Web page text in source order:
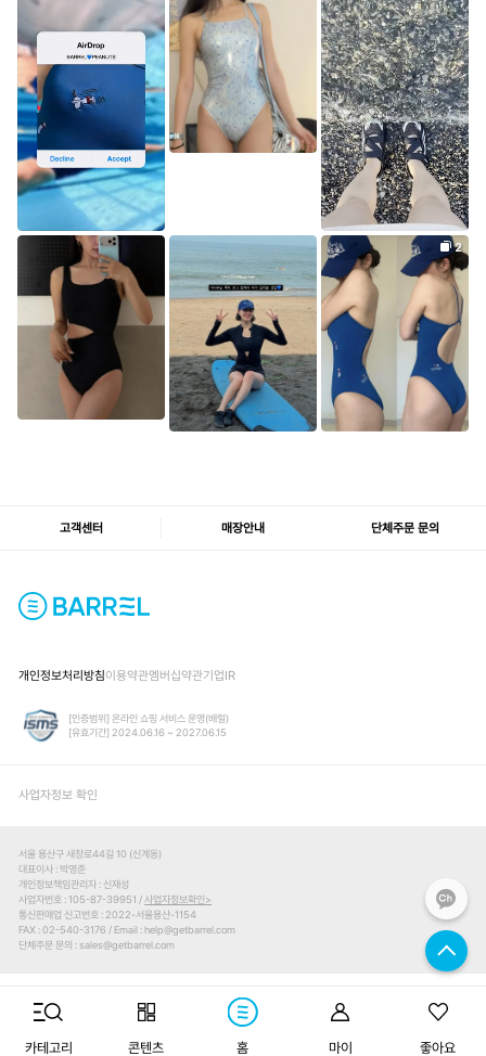
카테고리 콘텐츠 홈 마이 좋아요
고객센터 매장안내 단체주문 문의
개인정보처리방침이용약관멤버십약관기업IR
[인증범위] 온라인 쇼핑 서비스 운영(배럴)
[유효기간] 2024.06.16 ~ 2027.06.15
사업자정보 확인
서울 용산구 새창로44길 10 (신계동)
대표이사
박영준
개인정보책임관리자
신재성
사업자번호
105-87-39951 /사업자정보확인
통신판매업 신고번호
2022-서울용산-1154
FAX 02-540-3176 Email help@getbarrel.com
단체주문 문의
sales@getbarrel.com
© BARREL ALL RIGHTS RESERVED.